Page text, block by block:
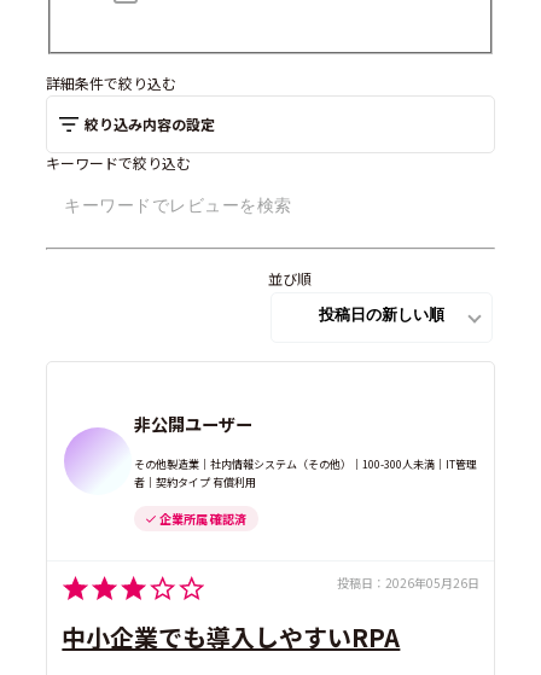
詳細条件で絞り込む
絞り込み内容の設定
キーワードで絞り込む
並び順
非公開ユーザー
その他製造業｜社内情報システム（その他）｜100-300人未満｜IT管理
者｜契約タイプ 有償利用
企業所属 確認済
投稿日： 2026年05月26日
中小企業でも導入しやすいRPA